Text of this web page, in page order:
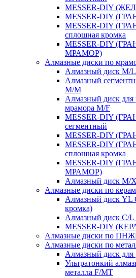
MESSER-DIY
MESSER-DIY
MESSER-DIY
сплошная кромка
MESSER-DIY
МРАМОР)
Алмазные диски по
Алмазный диск M/
Алмазный
M/M
Алмазный диск
мрамора M/F
MESSER-DIY
сегментный
MESSER-DIY
MESSER-DIY
сплошная кромка
MESSER-DIY
МРАМОР)
Алмазный диск M/
Алмазные диски по
Алмазный диск YL
кромка)
Алмазный диск C/L
MESSER-DIY
Алмазные диски по
Алмазные диски по
Алмазный диск для
Ультратонкий
металла F/MT